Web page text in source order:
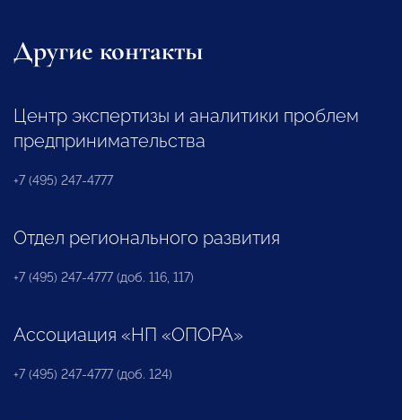
Другие контакты
Центр экспертизы и аналитики проблем
предпринимательства
+7 (495) 247-4777
Отдел регионального развития
+7 (495) 247-4777 (доб. 116, 117)
Ассоциация «НП «ОПОРА»
+7 (495) 247-4777 (доб. 124)